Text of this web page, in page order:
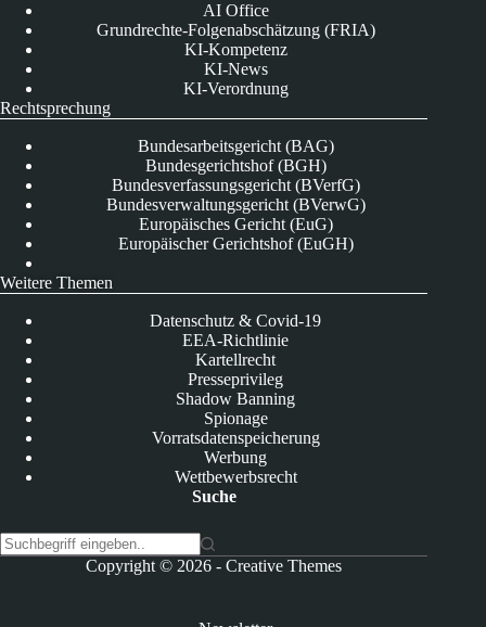
AI Office
Grundrechte-Folgenabschätzung (FRIA)
KI-Kompetenz
KI-News
KI-Verordnung
Rechtsprechung
Bundesarbeitsgericht (BAG)
Bundesgerichtshof (BGH)
Bundesverfassungsgericht (BVerfG)
Bundesverwaltungsgericht (BVerwG)
Europäisches Gericht (EuG)
Europäischer Gerichtshof (EuGH)
Weitere Themen
Datenschutz & Covid-19
EEA-Richtlinie
Kartellrecht
Presseprivileg
Shadow Banning
Spionage
Vorratsdatenspeicherung
Werbung
Wettbewerbsrecht
Suche
Copyright © 2026 -Creative Themes